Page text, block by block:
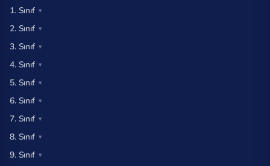
1. Sınıf
2. Sınıf
3. Sınıf
4. Sınıf
5. Sınıf
6. Sınıf
7. Sınıf
8. Sınıf
9. Sınıf